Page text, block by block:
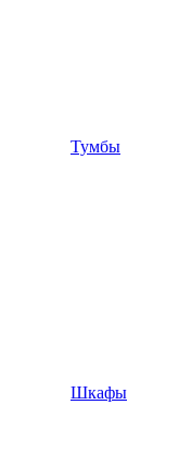
Тумбы
Шкафы